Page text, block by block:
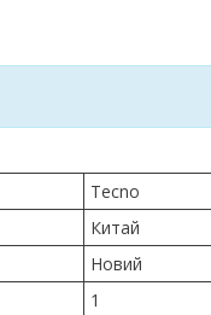
Tecno
Китай
Новий
1